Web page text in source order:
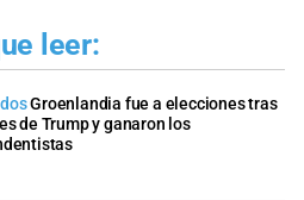
leer:
Groenlandia fue a elecciones tras
de Trump y ganaron los